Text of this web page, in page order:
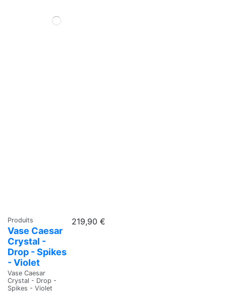
Produits
Vase Caesar
Crystal -
Drop - Spikes
- Violet
Vase Caesar
Crystal - Drop -
Spikes - Violet
219,90 €